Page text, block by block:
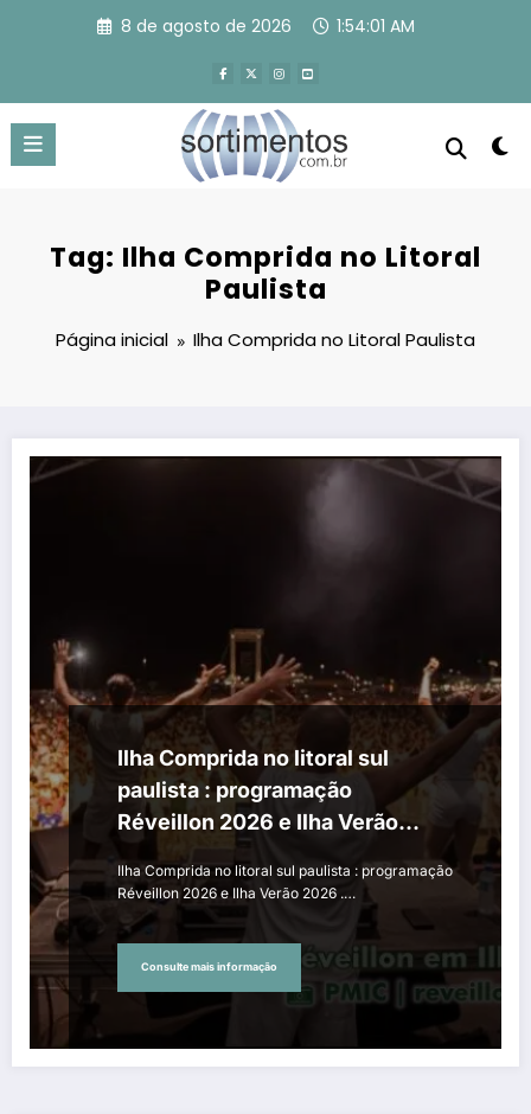
8 de agosto de 2026 1:54:02 AM
Tag: Ilha Comprida no Litoral
Paulista
Página inicial Ilha Comprida no Litoral Paulista
Ilha Comprida no litoral sul
paulista : programação
Réveillon 2026 e Ilha Verão
Ilha Comprida no litoral sul paulista : programação
Réveillon 2026 e Ilha Verão 2026 .…
Consulte mais informação